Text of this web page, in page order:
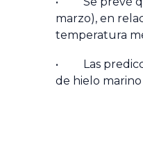
marzo), en
temperatura
• Las
de hielo